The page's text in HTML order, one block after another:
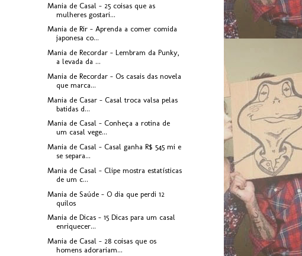
Mania de Casal - 25 coisas que as
mulheres gostari...
Mania de Rir - Aprenda a comer comida
japonesa co...
Mania de Recordar - Lembram da Punky,
a levada da ...
Mania de Recordar - Os casais das novela
que marca...
Mania de Casar - Casal troca valsa pelas
batidas d...
Mania de Casal - Conheça a rotina de
um casal vege...
Mania de Casal - Casal ganha R$ 545 mi e
se separa...
Mania de Casal - Clipe mostra estatísticas
de um c...
Mania de Saúde - O dia que perdi 12
quilos
Mania de Dicas - 15 Dicas para um casal
enriquecer...
Mania de Casal - 28 coisas que os
homens adorariam...